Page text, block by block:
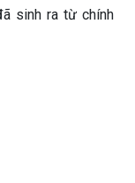
sinh ra từ chính